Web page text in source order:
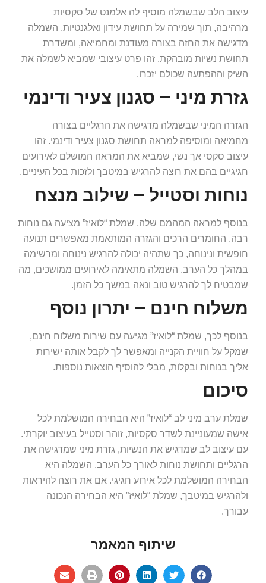
עיצוב הלב שבשמלה מוסיף לה אלמנט של סקסיות
מרהיבה, תוך שמירה על תחושת עידון ואלגנטיות. השמלה
מדגישה את החזה בצורה מעודנת ומחמיאה, ומשדרת
תחושת נשיות מובהקת. זהו פרט עיצובי שמביא לשמלה את
השיק וההפתעה שכולם יזכרו.
גזרת מיני – סגנון צעיר ודינמי
הגזרה המיני שבשמלה מדגישה את הרגליים בצורה
מחמיאה ומוסיפה למראה תחושת סגנון צעיר ודינמי. זהו
עיצוב סקסי אך נשי, שמביא את המראה המושלם לאירועים
חגיגיים בהם את רוצה להרגיש במיטבך ולזכות בכל העיניים.
נוחות וסטייל – שילוב מנצח
בנוסף למראה המהמם שלה, שמלת “לואיז” מציעה גם נוחות
רבה. החומרים הרכים והגזרה המותאמת מאפשרים תנועה
חופשית ונינוחה, כך שתהיה יכולה להרגיש נינוחה ומרשימה
במהלך כל הערב. השמלה מתאימה לאירועים ממושכים, מה
שמבטיח לך להרגיש טוב ונאה במשך כל הזמן.
משלוח חינם – יתרון נוסף
בנוסף לכך, שמלת “לואיז” מגיעה עם שירות משלוח חינם,
שמקל על חוויית הקנייה ומאפשר לך לקבל אותה ישירות
אליך בנוחות ובקלות, מבלי להוסיף הוצאות נוספות.
סיכום
שמלת ערב מיני לב “לואיז” היא הבחירה המושלמת לכל
אישה שמעוניינת לשדר סקסיות, זוהר וסטייל בעיצוב יוקרתי.
עם עיצוב לב שמדגיש את הנשיות, גזרת מיני שמדגישה את
הרגליים ותחושת נוחות לאורך כל הערב, השמלה היא
הבחירה המושלמת לכל אירוע חגיגי. אם את רוצה להיראות
ולהרגיש במיטבך, שמלת “לואיז” היא הבחירה הנכונה
עבורך.
שיתוף המאמר